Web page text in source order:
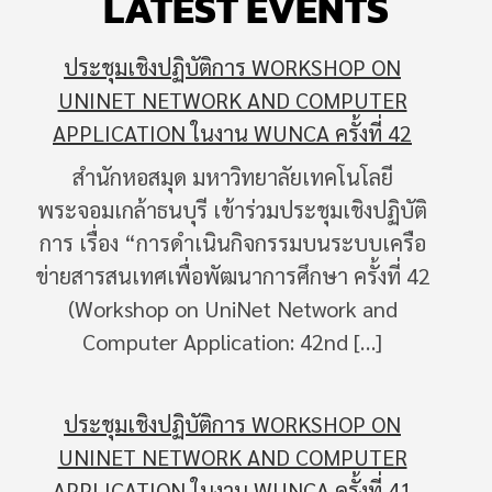
ประชุมเชิงปฏิบัติการ WORKSHOP ON
UNINET NETWORK AND COMPUTER
APPLICATION ในงาน WUNCA ครั้งที่ 42
สำนักหอสมุด มหาวิทยาลัยเทคโนโลยี
พระจอมเกล้าธนบุรี เข้าร่วมประชุมเชิงปฏิบัติ
การ เรื่อง “การดำเนินกิจกรรมบนระบบเครือ
ข่ายสารสนเทศเพื่อพัฒนาการศึกษา ครั้งที่ 42
(Workshop on UniNet Network and
Computer Application: 42nd […]
ประชุมเชิงปฏิบัติการ WORKSHOP ON
UNINET NETWORK AND COMPUTER